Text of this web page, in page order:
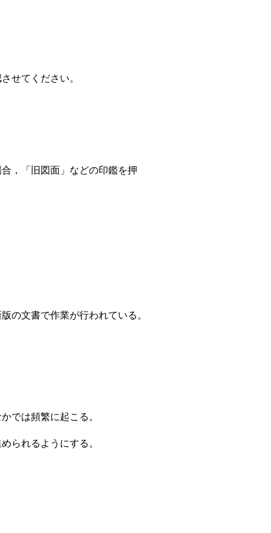
せてください。
，「旧図面」などの印鑑を押
文書で作業が行われている。
では頻繁に起こる。
られるようにする。